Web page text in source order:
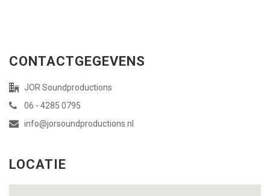
CONTACTGEGEVENS
JOR Soundproductions
06 - 4285 0795
info@jorsoundproductions.nl
LOCATIE